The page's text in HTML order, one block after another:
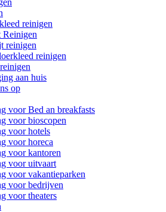
reinigen
Reinigen
reinigen
reinigen
aan huis
op
voor Bed an breakfasts
voor bioscopen
voor hotels
voor horeca
voor kantoren
voor uitvaart
voor vakantieparken
voor bedrijven
voor theaters